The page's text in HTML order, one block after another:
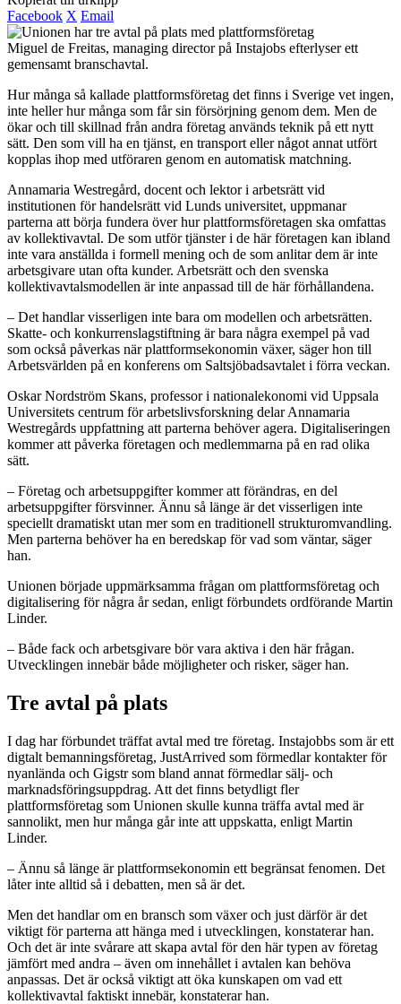
Facebook X Email
Miguel de Freitas, managing director på Instajobs efterlyser ett
gemensamt branschavtal.
Hur många så kallade plattformsföretag det finns i Sverige vet ingen,
inte heller hur många som får sin försörjning genom dem. Men de
ökar och till skillnad från andra företag används teknik på ett nytt
sätt. Den som vill ha en tjänst, en transport eller något annat utfört
kopplas ihop med utföraren genom en automatisk matchning.
Annamaria Westregård, docent och lektor i arbetsrätt vid
institutionen för handelsrätt vid Lunds universitet, uppmanar
parterna att börja fundera över hur plattformsföretagen ska omfattas
av kollektivavtal. De som utför tjänster i de här företagen kan ibland
inte vara anställda i formell mening och de som anlitar dem är inte
arbetsgivare utan ofta kunder. Arbetsrätt och den svenska
kollektivavtalsmodellen är inte anpassad till de här förhållandena.
– Det handlar visserligen inte bara om modellen och arbetsrätten.
Skatte- och konkurrenslagstiftning är bara några exempel på vad
som också påverkas när plattformsekonomin växer, säger hon till
Arbetsvärlden på en konferens om Saltsjöbadsavtalet i förra veckan.
Oskar Nordström Skans, professor i nationalekonomi vid Uppsala
Universitets centrum för arbetslivsforskning delar Annamaria
Westregårds uppfattning att parterna behöver agera. Digitaliseringen
kommer att påverka företagen och medlemmarna på en rad olika
sätt.
– Företag och arbetsuppgifter kommer att förändras, en del
arbetsuppgifter försvinner. Ännu så länge är det visserligen inte
speciellt dramatiskt utan mer som en traditionell strukturomvandling.
Men parterna behöver ha en beredskap för vad som väntar, säger
han.
Unionen började uppmärksamma frågan om plattformsföretag och
digitalisering för några år sedan, enligt förbundets ordförande Martin
Linder.
– Både fack och arbetsgivare bör vara aktiva i den här frågan.
Utvecklingen innebär både möjligheter och risker, säger han.
Tre avtal på plats
I dag har förbundet träffat avtal med tre företag. Instajobbs som är ett
digtalt bemanningsföretag, JustArrived som förmedlar kontakter för
nyanlända och Gigstr som bland annat förmedlar sälj- och
marknadsföringsuppdrag. Att det finns betydligt fler
plattformsföretag som Unionen skulle kunna träffa avtal med är
sannolikt, men hur många går inte att uppskatta, enligt Martin
Linder.
– Ännu så länge är plattformsekonomin ett begränsat fenomen. Det
låter inte alltid så i debatten, men så är det.
Men det handlar om en bransch som växer och just därför är det
viktigt för parterna att hänga med i utvecklingen, konstaterar han.
Och det är inte svårare att skapa avtal för den här typen av företag
jämfört med andra – även om innehållet i avtalen kan behöva
anpassas. Det är också viktigt att öka kunskapen om vad ett
kollektivavtal faktiskt innebär, konstaterar han.